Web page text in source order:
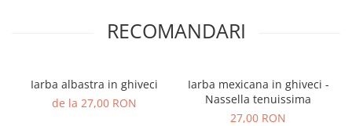
RECOMANDARI
Iarba albastra in ghiveci
de la 27,00 RON
Iarba mexicana in ghiveci -
Nassella tenuissima
27,00 RON